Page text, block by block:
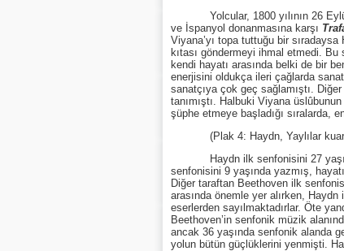
Yolcular, 1800 yılının 26 Eylül
ve İspanyol donanmasına karşı
Viyana’yı topa tuttuğu bir
kıtası göndermeyi ihmal etmedi.
kendi hayatı arasında belki de bir
enerjisini oldukça ileri çağlarda
sanatçıya çok geç sağlamıştı.
tanımıştı. Halbuki Viyana
şüphe etmeye başladığı sıralarda,
(Plak 4: Haydn, Yaylılar
Haydn ilk senfonisini 27
senfonisini 9 yaşında yazmış,
Diğer taraftan Beethoven ilk
arasında önemle yer alırken,
eserlerden sayılmaktadırlar. Öte
Beethoven’in senfonik müzik
ancak 36 yaşında senfonik alanda
yolun bütün güçlüklerini yenmişti.